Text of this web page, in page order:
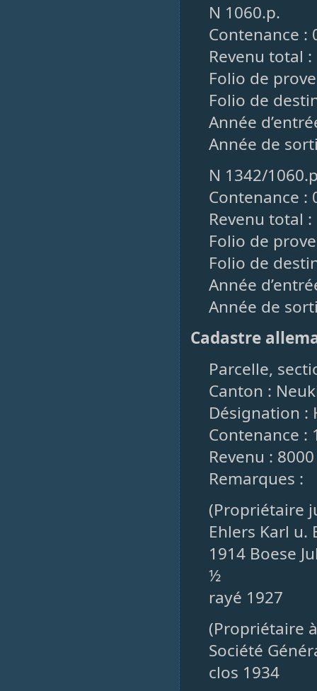
N 1060.p.
Contenance :
Revenu total :
Folio de
Folio de
Année
Année de
N 1342/
Contenance :
Revenu total :
Folio de
Folio de
Année
Année de
Cadastre
Parcelle,
Canton :
Désignation :
Contenance :
Revenu : 8000
Remarques :
(Propriétaire
Ehlers Karl u.
1914 Boese
½
rayé 1927
(Propriétaire
Société
clos 1934